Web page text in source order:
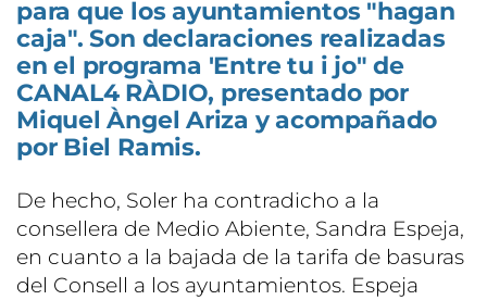
para que los ayuntamientos "hagan
caja". Son declaraciones realizadas
en el programa 'Entre tu i jo" de
CANAL4 RÀDIO, presentado por
Miquel Àngel Ariza y acompañado
por Biel Ramis.
De hecho, Soler ha contradicho a la
consellera de Medio Abiente, Sandra Espeja,
en cuanto a la bajada de la tarifa de basuras
del Consell a los ayuntamientos. Espeja